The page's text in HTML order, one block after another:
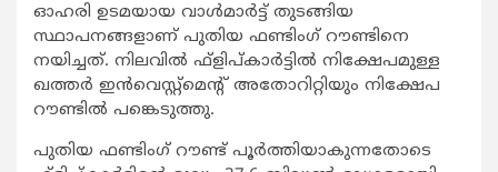
ഓഹരി ഉടമയായ വാള്‍മാര്‍ട്ട് തുടങ്ങിയ
സ്ഥാപനങ്ങളാണ് പുതിയ ഫണ്ടിംഗ് റൗണ്ടിനെ
നയിച്ചത്. നിലവില്‍ ഫ്ളിപ്കാര്‍ട്ടില്‍ നിക്ഷേപമുള്ള
ഖത്തര്‍ ഇന്‍വെസ്റ്റ്മെന്‍റ് അതോറിറ്റിയും നിക്ഷേപ
റൗണ്ടില്‍ പങ്കെടുത്തു.
പുതിയ ഫണ്ടിംഗ് റൗണ്ട് പൂര്‍ത്തിയാകുന്നതോടെ